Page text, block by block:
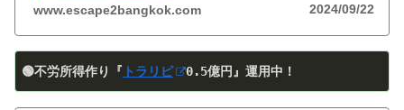
www.escape2bangkok.com 2024/09/22
🟢不労所得作り『 トラリピ 0.5億円』運用中！